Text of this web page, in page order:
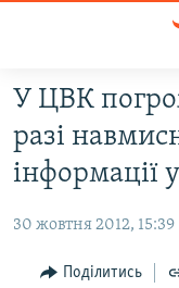
Перейти
до
основного
матеріалу
Перейти
до
навігації
РАДІО СВОБОДА –
ВСЕ ЗА ДОБУ
СТАТТІ
ПОЛІТИКА
ЕКОНОМІКА
ВІЙНА
РОСІЙСЬКА
У ЦВК
разі
інформації
30 жовтня 2012, 15:39
Поділитись